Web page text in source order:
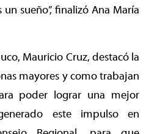
sueño”, finalizó Ana María
Mauricio Cruz, destacó la
mayores y como trabajan
poder lograr una mejor
este impulso en